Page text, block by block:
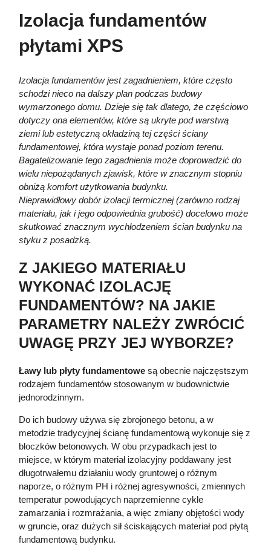
Izolacja fundamentów
płytami XPS
Izolacja fundamentów jest zagadnieniem, które często
schodzi nieco na dalszy plan podczas budowy
wymarzonego domu. Dzieje się tak dlatego, że częściowo
dotyczy ona elementów, które są ukryte pod warstwą
ziemi lub estetyczną okładziną tej części ściany
fundamentowej, która wystaje ponad poziom terenu.
Bagatelizowanie tego zagadnienia może doprowadzić do
wielu niepożądanych zjawisk, które w znacznym stopniu
obniżą komfort użytkowania budynku.
Nieprawidłowy dobór izolacji termicznej (zarówno rodzaj
materiału, jak i jego odpowiednia grubość) docelowo może
skutkować znacznym wychłodzeniem ścian budynku na
styku z posadzką.
Z JAKIEGO MATERIAŁU
WYKONAĆ IZOLACJĘ
FUNDAMENTÓW? NA JAKIE
PARAMETRY NALEŻY ZWRÓCIĆ
UWAGĘ PRZY JEJ WYBORZE?
Ławy lub płyty fundamentowesą obecnie najczęstszym
rodzajem fundamentów stosowanym w budownictwie
jednorodzinnym.
Do ich budowy używa się zbrojonego betonu, a w
metodzie tradycyjnej ścianę fundamentową wykonuje się z
bloczków betonowych. W obu przypadkach jest to
miejsce, w którym materiał izolacyjny poddawany jest
długotrwałemu działaniu wody gruntowej o różnym
naporze, o różnym PH i różnej agresywności, zmiennych
temperatur powodujących naprzemienne cykle
zamarzania i rozmrażania, a więc zmiany objętości wody
w gruncie, oraz dużych sił ściskających materiał pod płytą
fundamentową budynku.